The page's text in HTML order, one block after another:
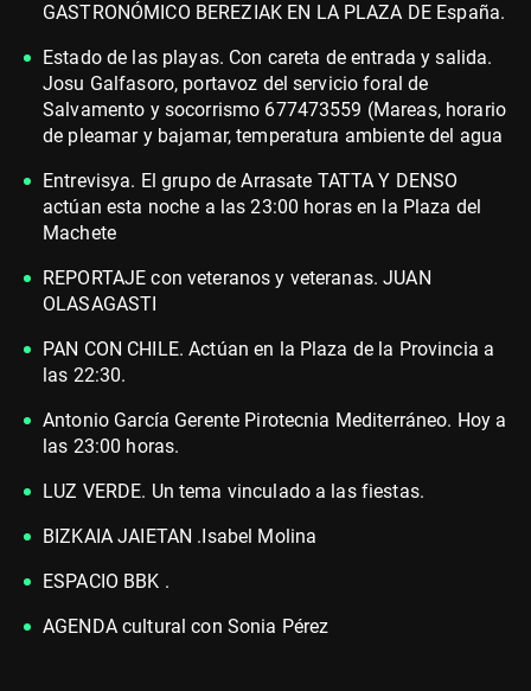
GASTRONÓMICO BEREZIAK EN LA PLAZA DE España.
Estado de las playas. Con careta de entrada y salida.
Josu Galfasoro, portavoz del servicio foral de
Salvamento y socorrismo 677473559 (Mareas, horario
de pleamar y bajamar, temperatura ambiente del agua
Entrevisya. El grupo de Arrasate TATTA Y DENSO
actúan esta noche a las 23:00 horas en la Plaza del
Machete
REPORTAJE con veteranos y veteranas. JUAN
OLASAGASTI
PAN CON CHILE. Actúan en la Plaza de la Provincia a
las 22:30.
Antonio García Gerente Pirotecnia Mediterráneo. Hoy a
las 23:00 horas.
LUZ VERDE. Un tema vinculado a las fiestas.
BIZKAIA JAIETAN .Isabel Molina
ESPACIO BBK .
AGENDA cultural con Sonia Pérez